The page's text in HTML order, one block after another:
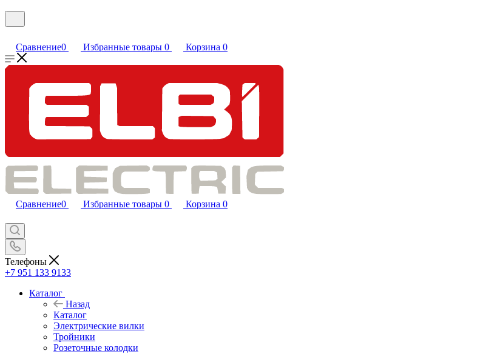
Сравнение0 Избранные товары 0 Корзина 0
Сравнение0 Избранные товары 0 Корзина 0
Телефоны
+7 951 133 9133
Каталог
Назад
Каталог
Электрические вилки
Тройники
Розеточные колодки